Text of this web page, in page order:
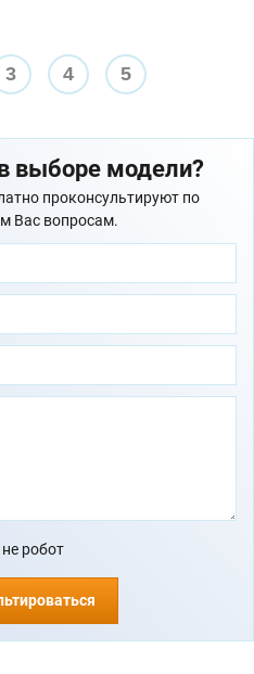
3 4 5
выборе модели?
проконсультируют по
Вас вопросам.
робот